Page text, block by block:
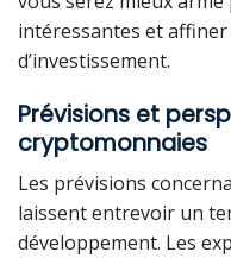
intéressantes et
d’investissement.
Prévisions et
cryptomonnaies
Les prévisions
laissent entrevoir un
développement. Les